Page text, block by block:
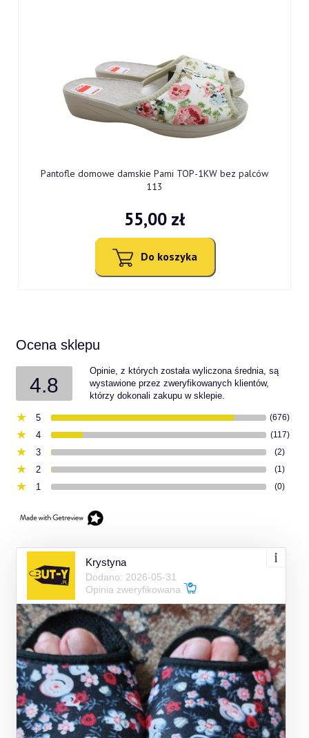
Pantofle domowe damskie Pami TOP-1KW bez palców
113
55,00 zł
Do koszyka
Ocena sklepu
4.8
Opinie, z których została wyliczona średnia, są
wystawione przez zweryfikowanych klientów,
którzy dokonali zakupu w sklepie.
5 (676)
4 (117)
3 (2)
2 (1)
1 (0)
Krystyna
Dodano: 2026-05-31
Opinia zweryfikowana